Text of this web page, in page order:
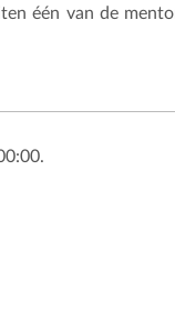
één van de